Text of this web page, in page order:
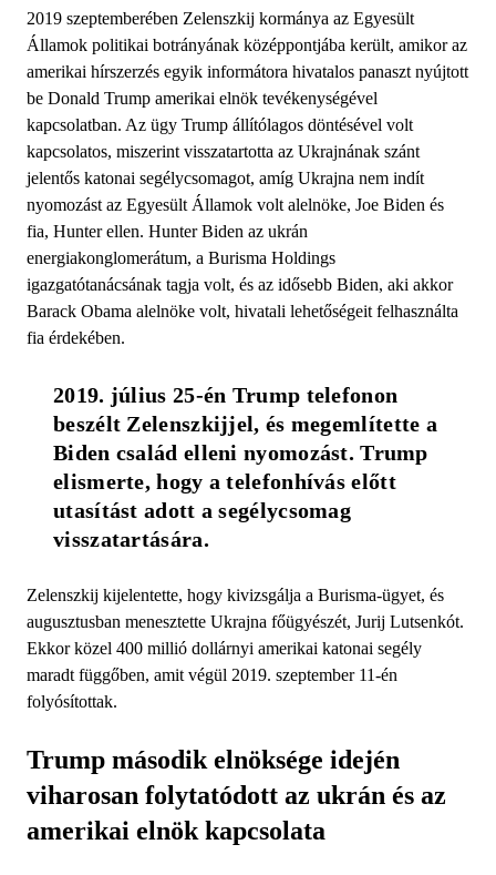
2019 szeptemberében Zelenszkij kormánya az Egyesült
Államok politikai botrányának középpontjába került, amikor az
amerikai hírszerzés egyik informátora hivatalos panaszt nyújtott
be Donald Trump amerikai elnök tevékenységével
kapcsolatban. Az ügy Trump állítólagos döntésével volt
kapcsolatos, miszerint visszatartotta az Ukrajnának szánt
jelentős katonai segélycsomagot, amíg Ukrajna nem indít
nyomozást az Egyesült Államok volt alelnöke, Joe Biden és
fia, Hunter ellen. Hunter Biden az ukrán
energiakonglomerátum, a Burisma Holdings
igazgatótanácsának tagja volt, és az idősebb Biden, aki akkor
Barack Obama alelnöke volt, hivatali lehetőségeit felhasználta
fia érdekében.
2019. július 25-én Trump telefonon
beszélt Zelenszkijjel, és megemlítette a
Biden család elleni nyomozást. Trump
elismerte, hogy a telefonhívás előtt
utasítást adott a segélycsomag
visszatartására.
Zelenszkij kijelentette, hogy kivizsgálja a Burisma-ügyet, és
augusztusban menesztette Ukrajna főügyészét, Jurij Lutsenkót.
Ekkor közel 400 millió dollárnyi amerikai katonai segély
maradt függőben, amit végül 2019. szeptember 11-én
folyósítottak.
Trump második elnöksége idején
viharosan folytatódott az ukrán és az
amerikai elnök kapcsolata